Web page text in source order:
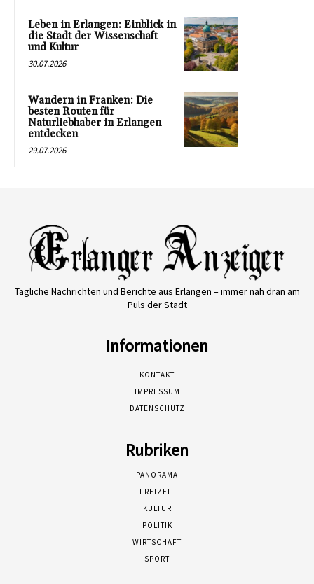
Leben in Erlangen: Einblick in
die Stadt der Wissenschaft
und Kultur
30.07.2026
Wandern in Franken: Die
besten Routen für
Naturliebhaber in Erlangen
entdecken
29.07.2026
Tägliche Nachrichten und Berichte aus Erlangen – immer nah dran am
Puls der Stadt
Informationen
KONTAKT
IMPRESSUM
DATENSCHUTZ
Rubriken
PANORAMA
FREIZEIT
KULTUR
POLITIK
WIRTSCHAFT
SPORT